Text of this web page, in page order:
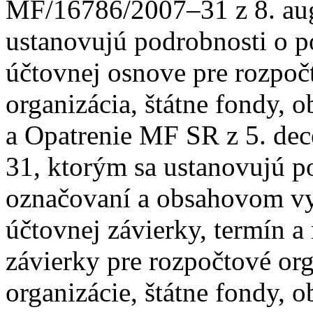
MF/16786/2007–31 z 8.
ustanovujú podrobnosti o
účtovnej osnove pre
organizácia, štátne fondy,
a Opatrenie MF SR z 5.
31, ktorým sa ustanovujú
označovaní a obsahovom
účtovnej závierky, termín
závierky pre rozpočtové
organizácie, štátne fondy,